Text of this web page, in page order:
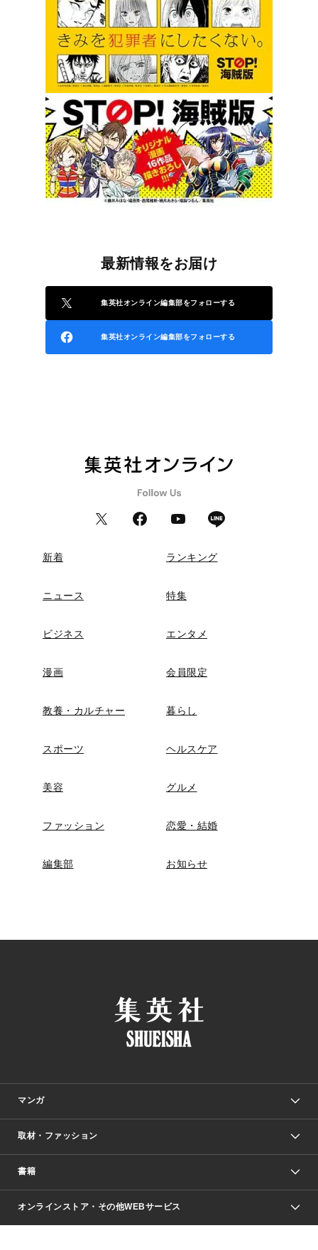
最新情報をお届け
集英社オンライン編集部をフォローする
集英社オンライン編集部をフォローする
新着 ランキング
ニュース 特集
ビジネス エンタメ
漫画 会員限定
教養・カルチャー 暮らし
スポーツ ヘルスケア
美容 グルメ
ファッション 恋愛・結婚
編集部 お知らせ
マンガ
少年マンガ
Vジャンプ
週刊ヤングジャンプ
取材・ファッション
Seventeen
芸能・情報・スポーツ
書籍
文芸・文庫・総合
オンラインストア・その他WEBサービス